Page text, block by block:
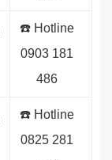
☎️ Hotline
0903 181
486
☎️ Hotline
0825 281